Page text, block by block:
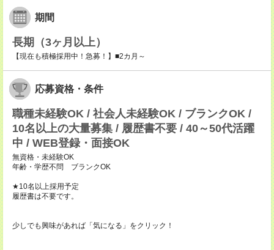
期間
長期（3ヶ月以上）
【現在も積極採用中！急募！】■2カ月～
応募資格・条件
職種未経験OK / 社会人未経験OK / ブランクOK /
10名以上の大量募集 / 履歴書不要 / 40～50代活躍
中 / WEB登録・面接OK
無資格・未経験OK
年齢・学歴不問 ブランクOK
★10名以上採用予定
履歴書は不要です。
少しでも興味があれば「気になる」をクリック！